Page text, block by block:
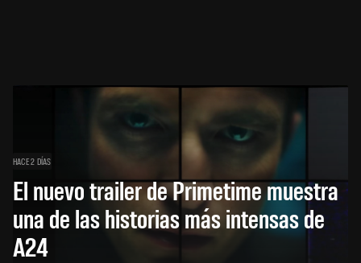
HACE 2 DÍAS
El nuevo trailer de Primetime muestra
una de las historias más intensas de
A24